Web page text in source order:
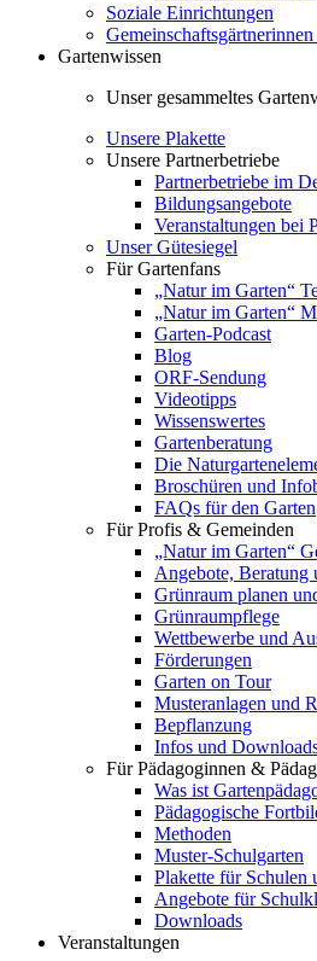
Soziale Einrichtungen
Gartenwissen
Unser gesammeltes
Unsere Plakette
Unsere Partnerbetriebe
Partnerbetriebe im
Bildungsangebote
Veranstaltungen bei
Unser Gütesiegel
Für Gartenfans
„Natur im Garten“
„Natur im Garten“
Garten-Podcast
Blog
ORF-Sendung
Videotipps
Wissenswertes
Gartenberatung
Die
Broschüren und
FAQs für den Garten
Für Profis & Gemeinden
„Natur im Garten“
Angebote, Beratung
Grünraum planen
Grünraumpflege
Wettbewerbe und
Förderungen
Garten on Tour
Musteranlagen und
Bepflanzung
Infos und
Für Pädagoginnen &
Was ist
Pädagogische
Methoden
Muster-Schulgarten
Plakette für Schulen
Angebote für
Downloads
Veranstaltungen